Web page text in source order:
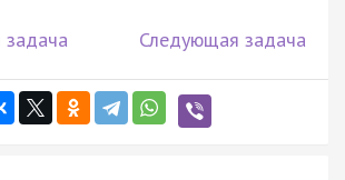
Следующая задача